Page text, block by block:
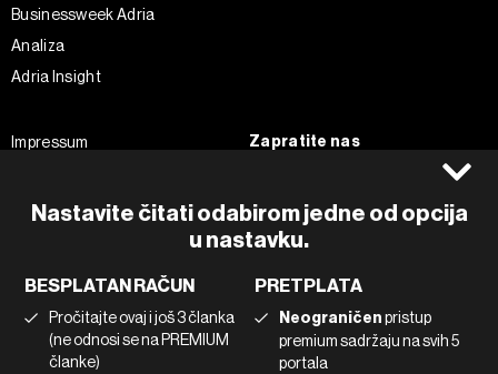
Nastavite čitati odabirom jedne od opcija
u nastavku.
BESPLATAN RAČUN
Pročitajte ovaj i još 3 članka
(ne odnosi se na PREMIUM
članke)
PRETPLATA
Neograničenpristup
premium sadržaju na svih 5
portala
Businessweek Adria
Analiza
Adria Insight
Impressum
Pravila privatnosti
Korištenje umjetne inteligencije
Zapratite nas
Instagram
Twitter
Tiktok